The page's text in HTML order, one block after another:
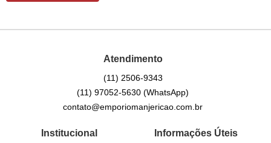
Atendimento
(11) 2506-9343
(11) 97052-5630(WhatsApp)
contato@emporiomanjericao.com.br
Institucional Informações Úteis